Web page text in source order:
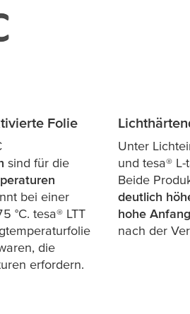
Folie
sind für die
bei einer
°C. tesa® LTT
die
erfordern.
Unter
und tesa® L-
Beide
deutlich
hohe
nach der